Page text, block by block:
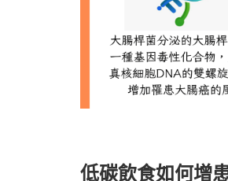
低碳飲食如何增